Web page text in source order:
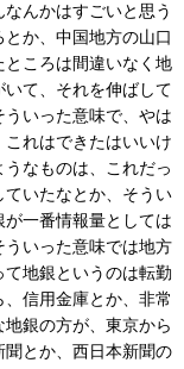
んかはすごいと思う
か、中国地方の山口
ころは間違いなく地
て、それを伸ばして
いった意味で、やは
れはできたはいいけ
なものは、これだっ
いたなとか、そうい
一番情報量としては
いった意味では地方
地銀というのは転勤
信用金庫とか、非常
銀の方が、東京から
とか、西日本新聞の